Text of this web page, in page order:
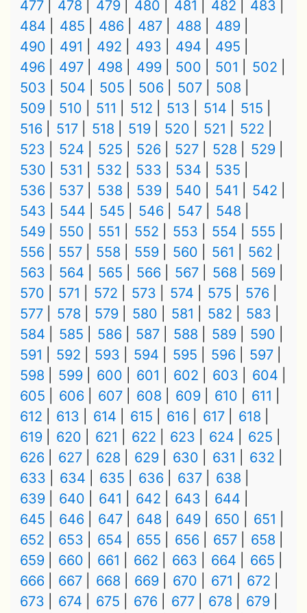
477 478 479 480 481 482
483
484
485 486 487 488
489
490
491 492 493 494
495
496
497 498 499 500 501
502
503
504 505 506 507
508
509
510 511 512 513 514
515
516
517 518 519 520 521
522
523
524 525 526 527 528
529
530
531 532 533 534
535
536
537 538 539 540 541
542
543
544 545 546 547
548
549
550 551 552 553 554
555
556
557 558 559 560 561
562
563
564 565 566 567 568
569
570
571 572 573 574 575
576
577
578 579 580 581 582
583
584
585 586 587 588 589
590
591
592 593 594 595 596
597
598
599 600 601 602 603
604
605
606 607 608 609 610
611
612
613 614 615 616 617
618
619
620 621 622 623 624
625
626
627 628 629 630 631
632
633
634 635 636 637
638
639
640 641 642 643
644
645
646 647 648 649 650
651
652
653 654 655 656 657
658
659
660 661 662 663 664
665
666
667 668 669 670 671
672
673
674 675 676 677 678
679